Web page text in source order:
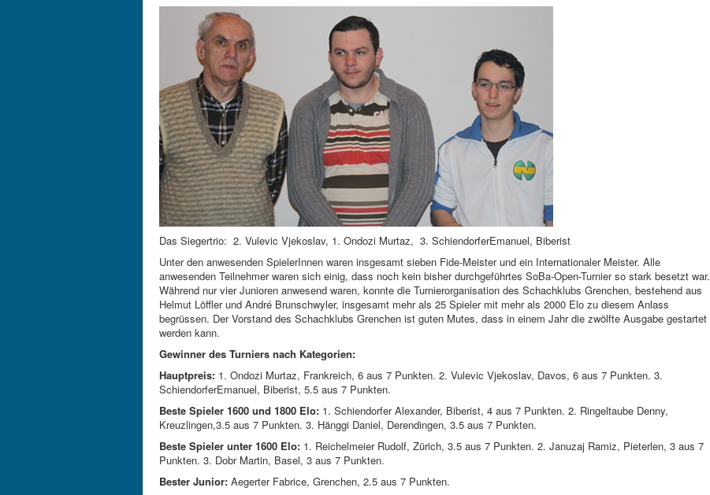
Das Siegertrio: 2. Vulevic Vjekoslav, 1. Ondozi Murtaz, 3. SchiendorferEmanuel, Biberist
Unter den anwesenden SpielerInnen waren insgesamt sieben Fide-Meister und ein Internationaler Meister. Alle
anwesenden Teilnehmer waren sich einig, dass noch kein bisher durchgeführtes SoBa-Open-Turnier so stark besetzt war.
Während nur vier Junioren anwesend waren, konnte die Turnierorganisation des Schachklubs Grenchen, bestehend aus
Helmut Löffler und André Brunschwyler, insgesamt mehr als 25 Spieler mit mehr als 2000 Elo zu diesem Anlass
begrüssen. Der Vorstand des Schachklubs Grenchen ist guten Mutes, dass in einem Jahr die zwölfte Ausgabe gestartet
werden kann.
Gewinner des Turniers nach Kategorien:
Hauptpreis: 1. Ondozi Murtaz, Frankreich, 6 aus 7 Punkten. 2. Vulevic Vjekoslav, Davos, 6 aus 7 Punkten. 3.
SchiendorferEmanuel, Biberist, 5.5 aus 7 Punkten.
Beste Spieler 1600 und 1800 Elo: 1. Schiendorfer Alexander, Biberist, 4 aus 7 Punkten. 2. Ringeltaube Denny,
Kreuzlingen,3.5 aus 7 Punkten. 3. Hänggi Daniel, Derendingen, 3.5 aus 7 Punkten.
Beste Spieler unter 1600 Elo: 1. Reichelmeier Rudolf, Zürich, 3.5 aus 7 Punkten. 2. Januzaj Ramiz, Pieterlen, 3 aus 7
Punkten. 3. Dobr Martin, Basel, 3 aus 7 Punkten.
Bester Junior: Aegerter Fabrice, Grenchen, 2.5 aus 7 Punkten.